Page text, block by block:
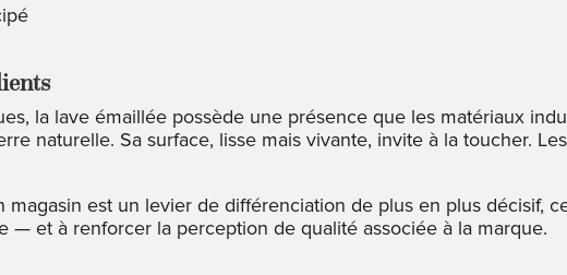
la lave émaillée possède une présence que les matériaux
naturelle. Sa surface, lisse mais vivante, invite à la toucher.
magasin est un levier de différenciation de plus en plus décisif,
— et à renforcer la perception de qualité associée à la marque.